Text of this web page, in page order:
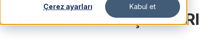
Çerez ayarları Kabul et
AMERİKA
KULLANIM KOŞULLARI